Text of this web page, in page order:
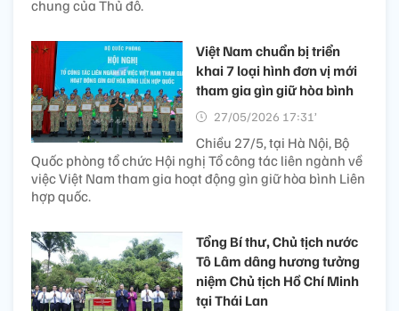
chung của Thủ đô.
Việt Nam chuẩn bị triển
khai 7 loại hình đơn vị mới
tham gia gìn giữ hòa bình
27/05/2026 17:31’
Chiều 27/5, tại Hà Nội, Bộ
Quốc phòng tổ chức Hội nghị Tổ công tác liên ngành về
việc Việt Nam tham gia hoạt động gìn giữ hòa bình Liên
hợp quốc.
Tổng Bí thư, Chủ tịch nước
Tô Lâm dâng hương tưởng
niệm Chủ tịch Hồ Chí Minh
tại Thái Lan